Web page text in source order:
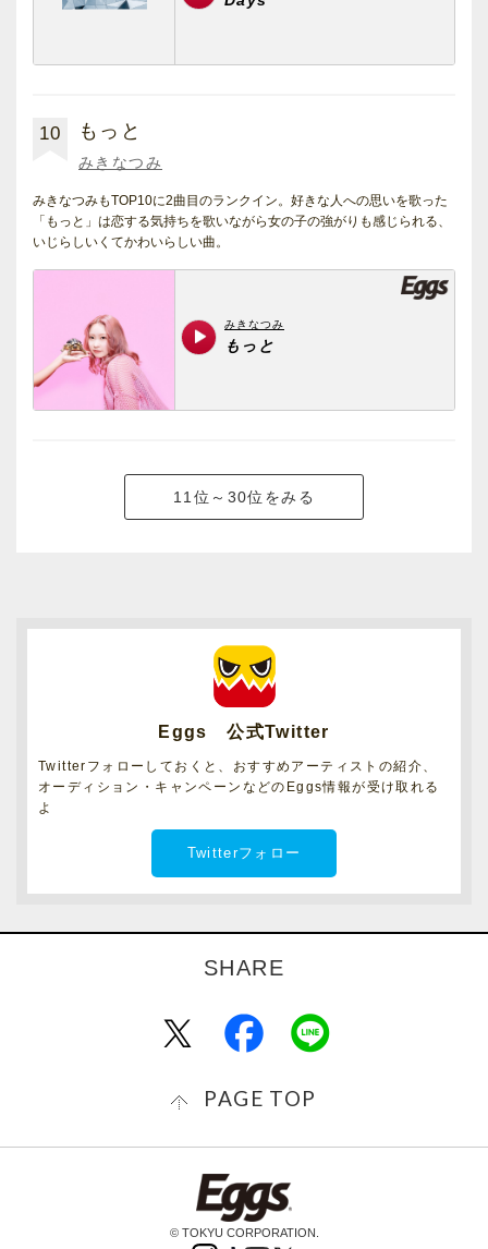
10 もっと
みきなつみ
みきなつみもTOP10に2曲目のランクイン。好きな人への思いを歌った
「もっと」は恋する気持ちを歌いながら女の子の強がりも感じられる、
いじらしいくてかわいらしい曲。
11位～30位をみる
Eggs 公式Twitter
Twitterフォローしておくと、おすすめアーティストの紹介、
オーディション・キャンペーンなどのEggs情報が受け取れる
よ
Twitterフォロー
PAGE TOP
© TOKYU CORPORATION.